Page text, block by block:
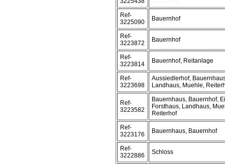
Ref-
3225090
Bauernhof
Ref-
3223872
Bauernhof
Ref-
3223814
Bauernhof, Reitanlage
Ref-
3223698
Aussiedlerhof,
Landhaus, Muehle,
Ref-
3223582
Bauernhaus, Bauernhof,
Forsthaus, Landhaus,
Reiterhof
Ref-
3223176
Bauernhaus, Bauernhof
Ref-
3222886
Schloss